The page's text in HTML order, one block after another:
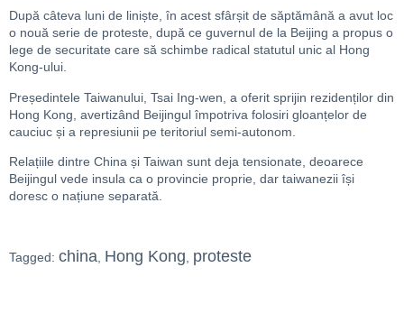
După câteva luni de liniște, în acest sfârșit de săptămână a avut loc
o nouă serie de proteste, după ce guvernul de la Beijing a propus o
lege de securitate care să schimbe radical statutul unic al Hong
Kong-ului.
Președintele Taiwanului, Tsai Ing-wen, a oferit sprijin rezidenților din
Hong Kong, avertizând Beijingul împotriva folosiri gloanțelor de
cauciuc și a represiunii pe teritoriul semi-autonom.
Relațiile dintre China și Taiwan sunt deja tensionate, deoarece
Beijingul vede insula ca o provincie proprie, dar taiwanezii își
doresc o națiune separată.
Tagged: china Hong Kong proteste